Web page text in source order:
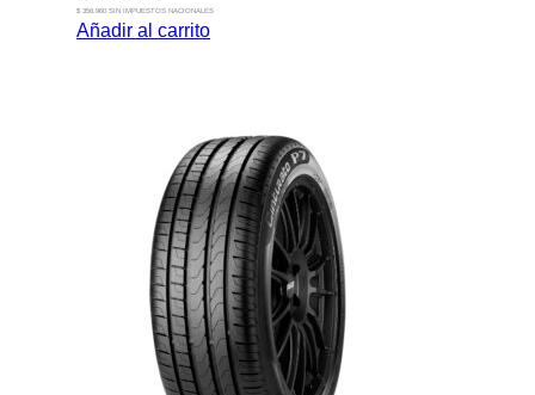
$ 356.960 SIN IMPUESTOS NACIONALES
Añadir al carrito